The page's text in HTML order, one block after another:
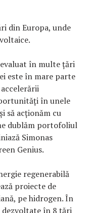
din Europa, unde
în multe țări
este în mare parte
în unele
să acționăm cu
dublăm portofoliul
Simonas
Genius.
regenerabilă
proiecte de
pe hidrogen. În
în 8 țări